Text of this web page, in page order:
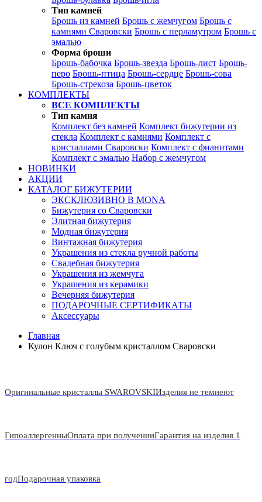
Тип камней
Брошь из камней Брошь с жемчугом Брошь с
камнями Сваровски Брошь с перламутром Брошь с
эмалью
Форма броши
Брошь-бабочка Брошь-звезда Брошь-лист Брошь-
перо Брошь-птица Брошь-сердце Брошь-сова
Брошь-стрекоза Брошь-цветок
КОМПЛЕКТЫ
ВСЕ КОМПЛЕКТЫ
Тип камня
Комплект без камней Комплект бижутерии из
стекла Комплект с камнями Комплект с
кристаллами Сваровски Комплект с фианитами
Комплект с эмалью Набор с жемчугом
НОВИНКИ
АКЦИИ
КАТАЛОГ БИЖУТЕРИИ
ЭКСКЛЮЗИВНО В MONA
Бижутерия со Сваровски
Элитная бижутерия
Модная бижутерия
Винтажная бижутерия
Украшения из стекла ручной работы
Свадебная бижутерия
Украшения из жемчуга
Украшения из керамики
Вечерняя бижутерия
ПОДАРОЧНЫЕ СЕРТИФИКАТЫ
Аксессуары
Главная
Кулон Ключ с голубым кристаллом Сваровски
Оригинальные кристаллы SWAROVSKIИзделия не темнеют
ГипоаллергенныОплата при полученииГарантия на изделия 1
годПодарочная упаковка